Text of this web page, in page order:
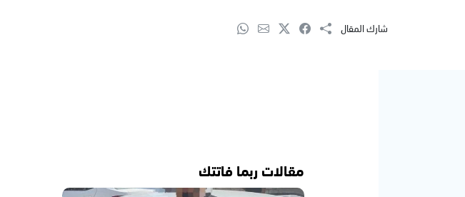
شارك المقال
مقالات ربما فاتتك